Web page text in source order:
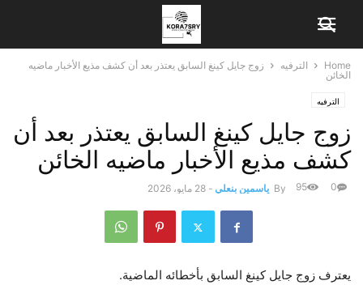
Home الترفيه
زوج جايل كينغ السابق يعتذر بعد أن كشف مذيع الأخبار ماضيه
الخائن
الترفيه
زوج جايل كينغ السابق يعتذر بعد أن
كشف مذيع الأخبار ماضيه الخائن
By ياسمين بنعلي - 28 مايو، 2026 0
95
يعترف زوج جايل كينغ السابق بأخطائه الماضية.